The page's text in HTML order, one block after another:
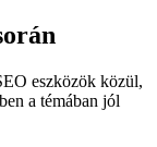
eszközök közül,
a témában jól